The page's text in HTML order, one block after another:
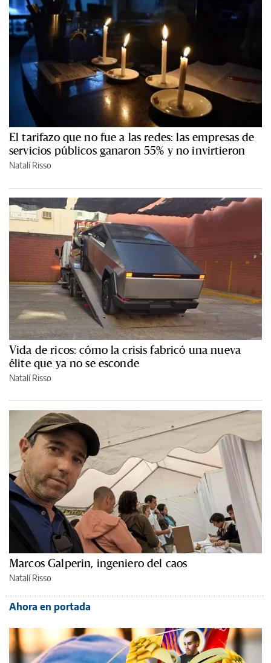
El tarifazo que no fue a las redes: las empresas de
servicios públicos ganaron 55% y no invirtieron
Natalí Risso
Vida de ricos: cómo la crisis fabricó una nueva
élite que ya no se esconde
Natalí Risso
Marcos Galperin, ingeniero del caos
Natalí Risso
Ahora en portada